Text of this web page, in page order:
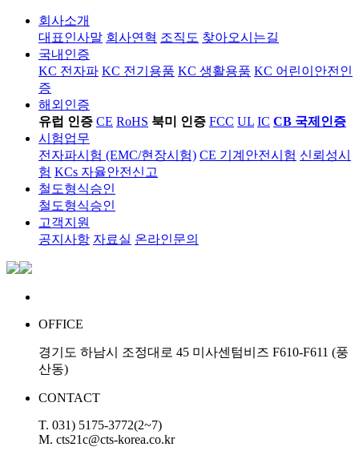
회사소개
대표인사말 회사연혁 조직도 찾아오시는길
국내인증
KC 전자파 KC 전기용품 KC 생활용품 KC 어린이안전인
증
해외인증
유럽 인증 CE RoHS 북미 인증 FCC UL IC CB 국제인증
시험업무
전자파시험 (EMC/현장시험) CE 기계안전시험 신뢰성시
험 KCs 자율안전신고
철도형식승인
철도형식승인
고객지원
공지사항 자료실 온라인문의
OFFICE
경기도 하남시 조정대로 45 미사센텀비즈 F610-F611 (풍
산동)
CONTACT
T. 031) 5175-3772(2~7)
M. cts21c@cts-korea.co.kr